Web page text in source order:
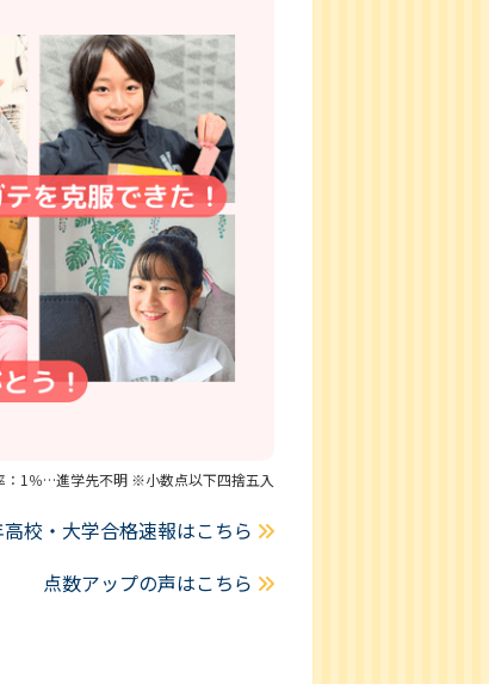
1％…進学先不明 ※小数点以下四捨五入
校・大学合格速報はこちら
点数アップの声はこちら